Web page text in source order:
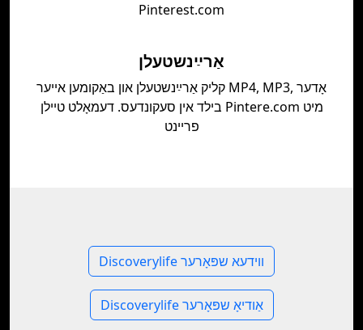
Pinterest.com
אַרײַנשטעלן
קליק אַרײַנשטעלן און באַקומען אייער MP4, MP3, אָדער
בילד אין סעקונדעס. דעמאָלט טיילן Pintere.com מיט
פריינט
Discoverylife ווידעא שפּאָרער
Discoverylife אַודיאָ שפּאָרער